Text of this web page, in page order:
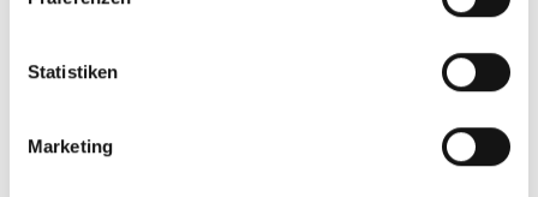
Statistiken
Marketing